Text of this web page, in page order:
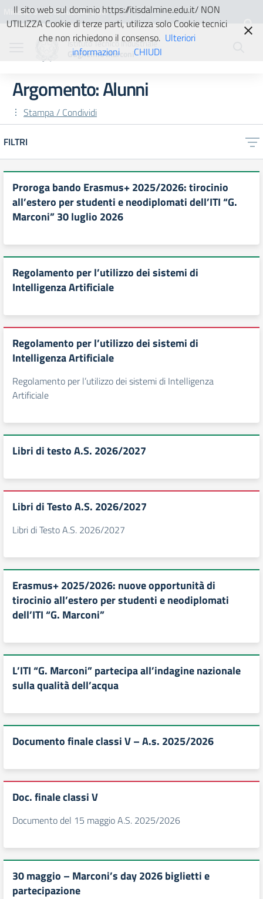
Vai ai contenuti
Vai al menu di navigazione
Vai al footer
Ministero dell'Istruzione e del
Istituto Tecnico Industriale
Guglielmo Marconi
Argomento: Alunni
Stampa / Condividi
FILTRI
Proroga bando Erasmus+ 2025/2026: tirocinio
all’estero per studenti e neodiplomati dell’ITI “G.
Marconi” 30 luglio 2026
Regolamento per l’utilizzo dei sistemi di
Intelligenza Artificiale
Regolamento per l’utilizzo dei sistemi di
Intelligenza Artificiale
Regolamento per l’utilizzo dei sistemi di Intelligenza
Artificiale
Libri di testo A.S. 2026/2027
Libri di Testo A.S. 2026/2027
Libri di Testo A.S. 2026/2027
Erasmus+ 2025/2026: nuove opportunità di
tirocinio all’estero per studenti e neodiplomati
dell’ITI “G. Marconi”
L’ITI “G. Marconi” partecipa all’indagine nazionale
sulla qualità dell’acqua
Documento finale classi V – A.s. 2025/2026
Doc. finale classi V
Documento del 15 maggio A.S. 2025/2026
30 maggio – Marconi’s day 2026 biglietti e
partecipazione
Il sito web sul dominio https://itisdalmine.edu.it/ NON
UTILIZZA Cookie di terze parti, utilizza solo Cookie tecnici
che non richiedono il consenso. Ulteriori
informazioni
CHIUDI